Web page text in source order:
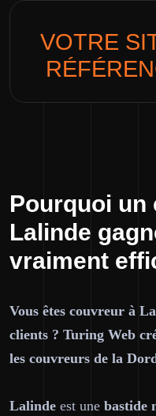
VOTRE
Pourquoi un
Lalinde
vraiment
Vous êtes couvreur à
clients ? Turing Web
les couvreurs de la
Lalinde est une bastide